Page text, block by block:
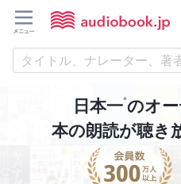
日本一※のオ
本の朗読が聴き